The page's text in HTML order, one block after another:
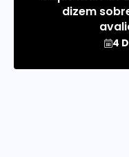
dizem
4